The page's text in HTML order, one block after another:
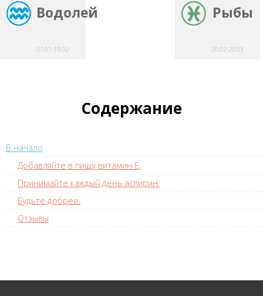
Водолей
21.01-19.02
Рыбы
20.02-20.03
Содержание
В начало
Добавляйте в пищу витамин Е.
Принимайте каждый день аспирин.
Будьте добрее.
Отзывы